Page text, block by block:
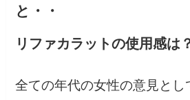
と・・
リファカラットの使用感は
全ての年代の女性の意見とし